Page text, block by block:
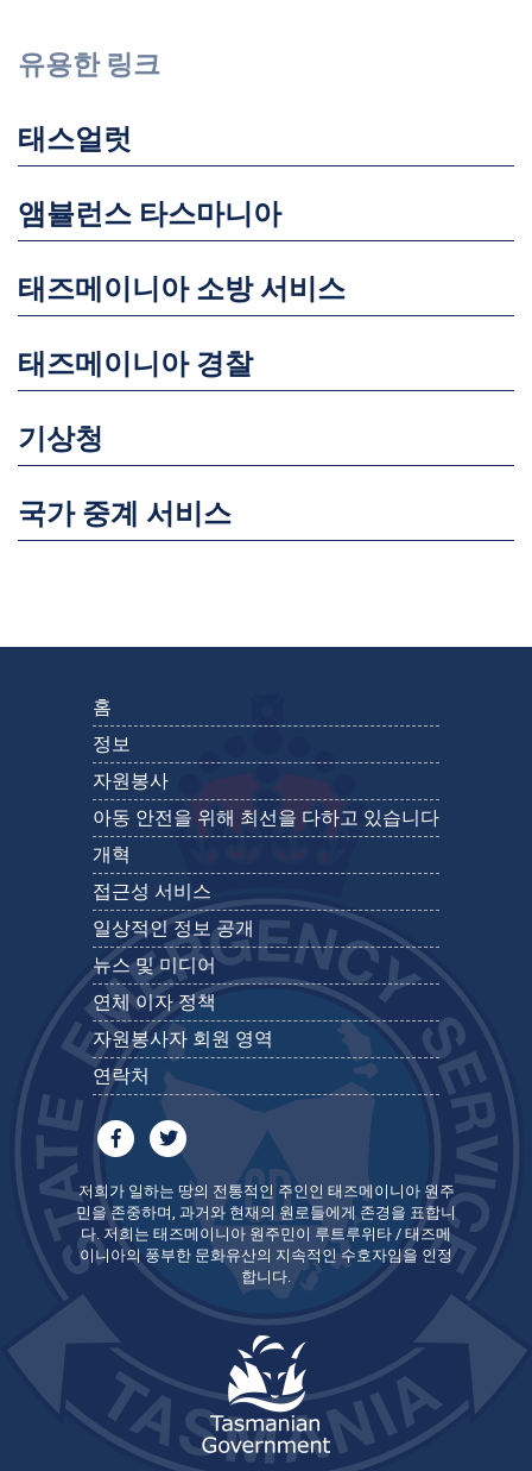
유용한 링크
태스얼럿
앰뷸런스 타스마니아
태즈메이니아 소방 서비스
태즈메이니아 경찰
기상청
국가 중계 서비스
홈
정보
자원봉사
아동 안전을 위해 최선을 다하고 있습니다
개혁
접근성 서비스
일상적인 정보 공개
뉴스 및 미디어
연체 이자 정책
자원봉사자 회원 영역
연락처
저희가 일하는 땅의 전통적인 주인인 태즈메이니아 원주
민을 존중하며, 과거와 현재의 원로들에게 존경을 표합니
다. 저희는 태즈메이니아 원주민이 루트루위타 / 태즈메
이니아의 풍부한 문화유산의 지속적인 수호자임을 인정
합니다.